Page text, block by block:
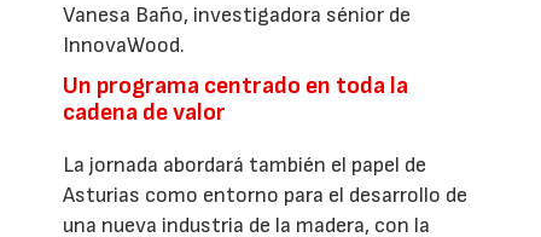
Vanesa Baño, investigadora sénior de
InnovaWood.
Un programa centrado en toda la
cadena de valor
La jornada abordará también el papel de
Asturias como entorno para el desarrollo de
una nueva industria de la madera, con la